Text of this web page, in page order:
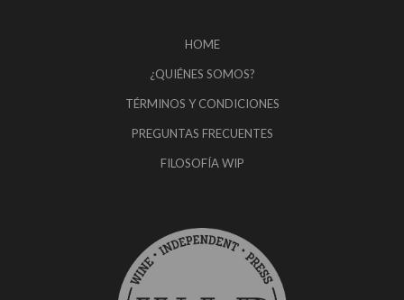
HOME
¿QUIÉNES SOMOS?
TÉRMINOS Y CONDICIONES
PREGUNTAS FRECUENTES
FILOSOFÍA WIP